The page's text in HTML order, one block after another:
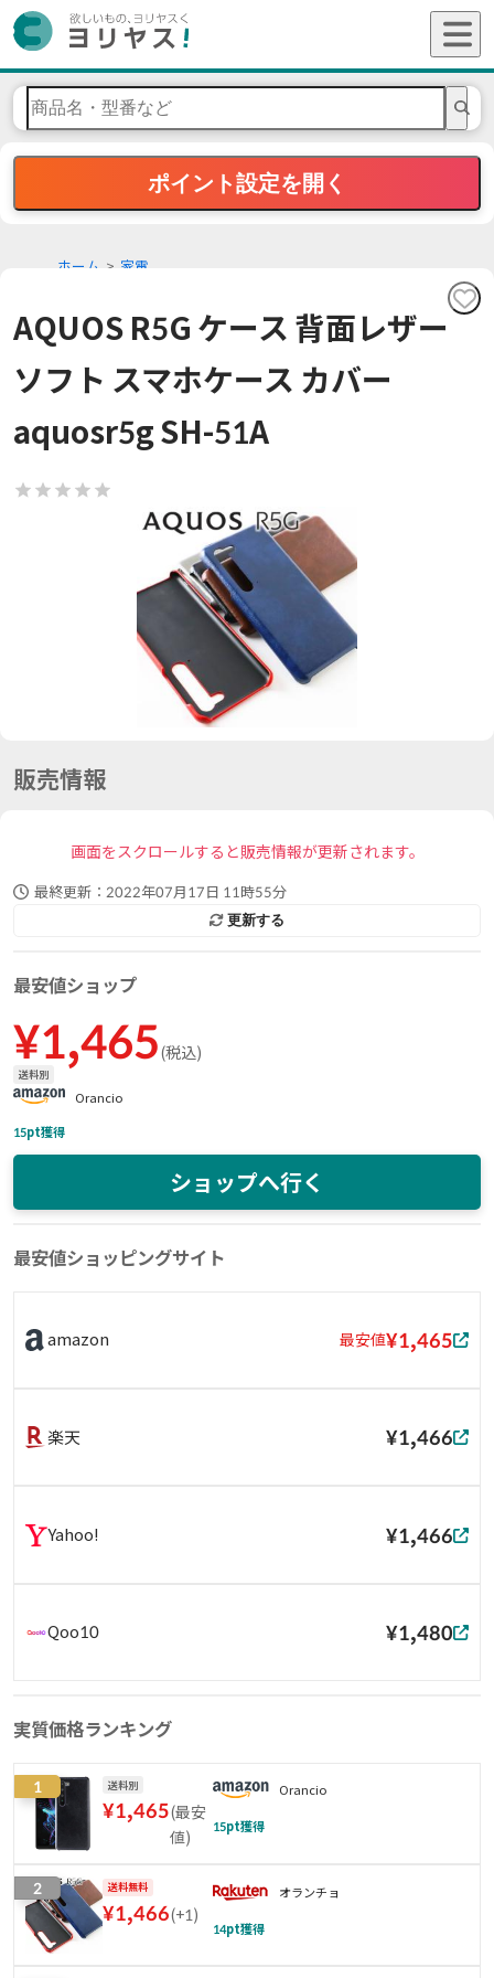
ポイント設定を開く
ホーム 家電
AQUOS R5G ケース 背面レザー
ソフト スマホケース カバー
aquosr5g SH-51A
販売情報
画面をスクロールすると販売情報が更新されます。
最終更新： 2022年07月17日 11時55分
更新する
最安値ショップ
¥1,465(税込)
送料別
Orancio
15pt獲得
ショップへ行く
最安値ショッピングサイト
amazon 最安値¥1,465
楽天 ¥1,466
Yahoo! ¥1,466
Qoo10 ¥1,480
実質価格ランキング
1 送料別
¥1,465(最安
値)
Orancio
15pt獲得
2 送料無料
¥1,466(+1)
オランチョ
14pt獲得